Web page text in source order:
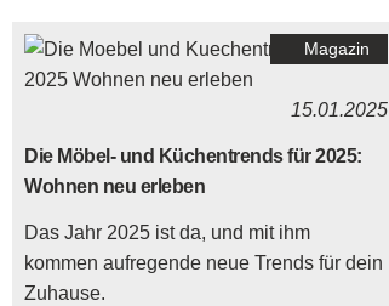
Magazin
15.01.2025
Die Möbel- und Küchentrends für 2025:
Wohnen neu erleben
Das Jahr 2025 ist da, und mit ihm
kommen aufregende neue Trends für dein
Zuhause.